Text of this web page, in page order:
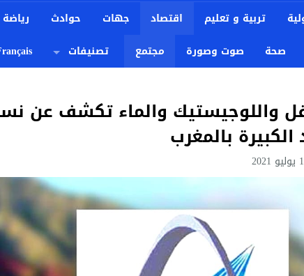
تربية و تعليم اقتصاد جهات حوادث رياضة
صحة صوت وصورة مجتمع تصنيفات
واللوجيستيك والماء تكشف عن
بالمغرب